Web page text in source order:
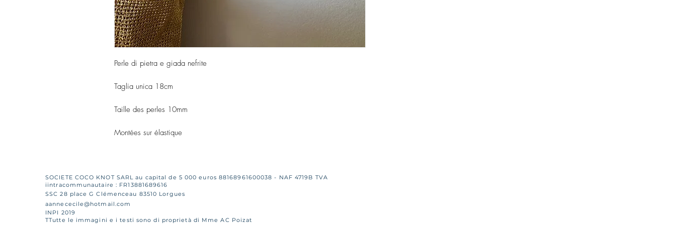
Perle di pietra e giada nefrite
Taglia unica 18cm
Taille des perles 10mm
Montées sur élastique
SOCIETE COCO KNOT SARL au capital de 5 000 euros 88168961600038 - NAF 4719B TVA
iintracommunautaire : FR13881689616
SSC 28 place G Clémenceau 83510 Lorgues
aannececile@hotmail.com
INPI 2019
TTutte le immagini e i testi sono di proprietà di Mme AC Poizat